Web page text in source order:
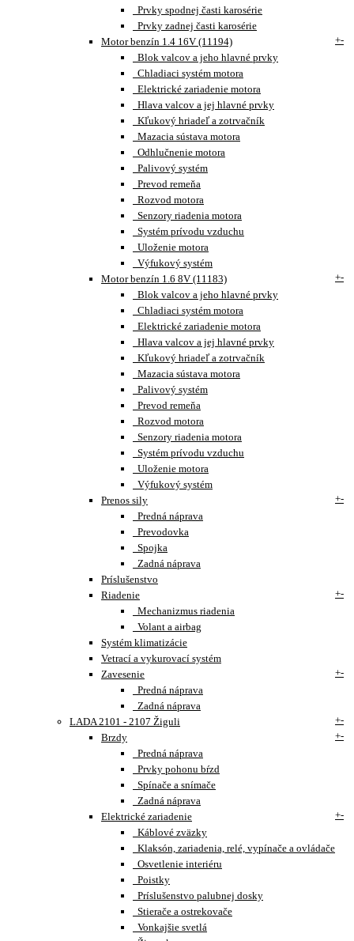
Prvky spodnej časti karosérie
Prvky zadnej časti karosérie
Motor benzín 1.4 16V (11194)
+-
Blok valcov a jeho hlavné prvky
Chladiaci systém motora
Elektrické zariadenie motora
Hlava valcov a jej hlavné prvky
Kľukový hriadeľ a zotrvačník
Mazacia sústava motora
Odhlučnenie motora
Palivový systém
Prevod remeňa
Rozvod motora
Senzory riadenia motora
Systém prívodu vzduchu
Uloženie motora
Výfukový systém
Motor benzín 1.6 8V (11183)
+-
Blok valcov a jeho hlavné prvky
Chladiaci systém motora
Elektrické zariadenie motora
Hlava valcov a jej hlavné prvky
Kľukový hriadeľ a zotrvačník
Mazacia sústava motora
Palivový systém
Prevod remeňa
Rozvod motora
Senzory riadenia motora
Systém prívodu vzduchu
Uloženie motora
Výfukový systém
Prenos sily
+-
Predná náprava
Prevodovka
Spojka
Zadná náprava
Príslušenstvo
Riadenie
+-
Mechanizmus riadenia
Volant a airbag
Systém klimatizácie
Vetrací a vykurovací systém
Zavesenie
+-
Predná náprava
Zadná náprava
LADA 2101 - 2107 Žiguli
+-
Brzdy
+-
Predná náprava
Prvky pohonu bŕzd
Spínače a snímače
Zadná náprava
Elektrické zariadenie
+-
Káblové zväzky
Klaksón, zariadenia, relé, vypínače a ovládače
Osvetlenie interiéru
Poistky
Príslušenstvo palubnej dosky
Stierače a ostrekovače
Vonkajšie svetlá